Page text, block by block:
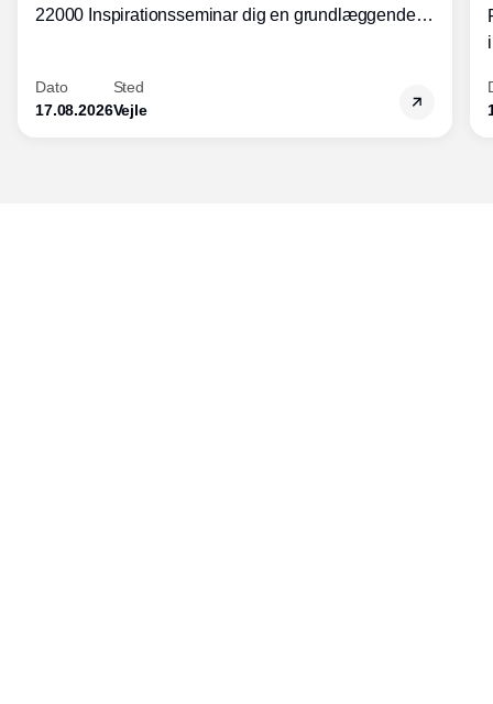
22000 Inspirationsseminar dig en grundlæggende
fødevarestandardens integration med andre
standarder.
Dato
17.08.2026
Sted
Vejle